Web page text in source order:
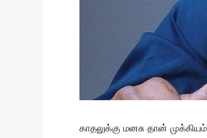
காதலுக்கு மனசு தான்